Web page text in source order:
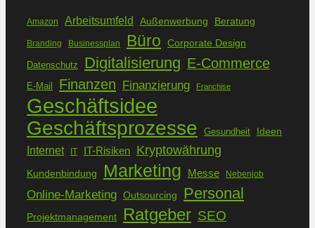
Amazon Arbeitsumfeld Außenwerbung Beratung
Branding Businessplan Büro Corporate Design
Datenschutz Digitalisierung E-Commerce
E-Mail Finanzen Finanzierung Franchise
Geschäftsidee
Geschäftsprozesse Gesundheit Ideen
Internet IT IT-Risiken Kryptowährung
Kundenbindung Marketing Messe Nebenjob
Online-Marketing Outsourcing Personal
Projektmanagement Ratgeber SEO